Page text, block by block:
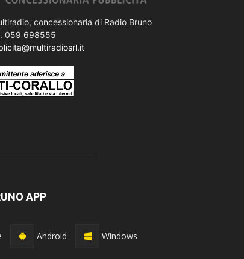
concessionaria di Radio Bruno
059 698555
APP
Android Windows